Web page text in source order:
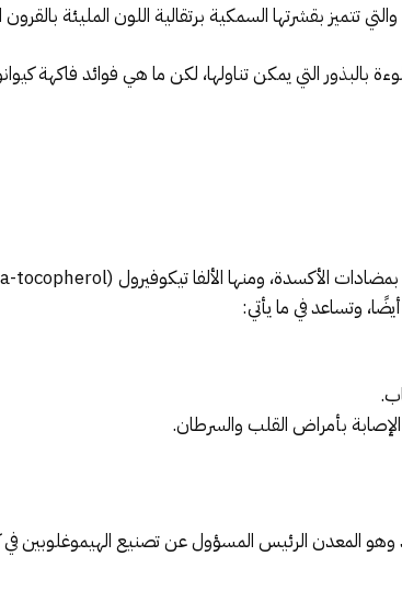
تتميز بقشرتها السمكية برتقالية اللون المليئة بالقرون
بالبذور التي يمكن تناولها، لكن ما هي فوائد فاكهة
وتساعد في ما يأتي:
بأمراض القلب والسرطان.
وهو المعدن الرئيس المسؤول عن تصنيع الهيموغلوبين في